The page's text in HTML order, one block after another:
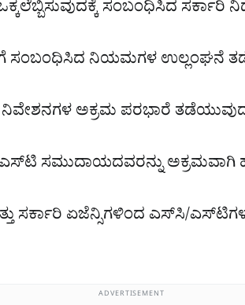
ಸಂಬಂಧಿಸಿದ ಸರ್ಕಾರಿ
ಸಂಬಂಧಿಸಿದ ನಿಯಮಗಳ ಉಲ್ಲಂಘನೆ
ಅಕ್ರಮ ಪರಭಾರೆ
ಸಮುದಾಯದವರನ್ನು ಅಕ್ರಮವಾಗಿ
ಸರ್ಕಾರಿ ಏಜೆನ್ಸಿಗಳಿಂದ ಎಸ್‌ಸಿ/
ADVERTISEMENT